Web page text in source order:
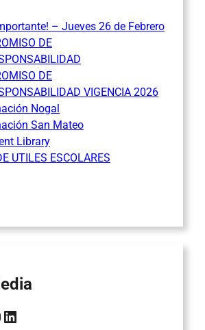
– Jueves 26 de Febrero
DE
DE
VIGENCIA 2026
Nogal
San Mateo
Library
UTILES ESCOLARES
LinkedIn